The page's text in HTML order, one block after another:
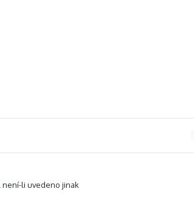
není-li uvedeno jinak